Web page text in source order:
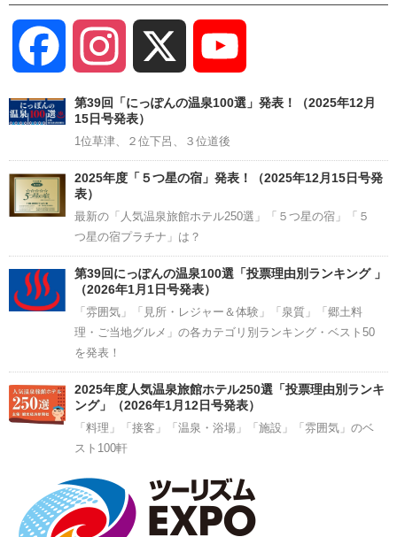
Facebook Instagram
Channel
第39回「にっぽんの温泉100選」発表！（2025年12月
15日号発表）
1位草津、２位下呂、３位道後
2025年度「５つ星の宿」発表！（2025年12月15日号発
表）
最新の「人気温泉旅館ホテル250選」「５つ星の宿」「５
つ星の宿プラチナ」は？
第39回にっぽんの温泉100選「投票理由別ランキング 」
（2026年1月1日号発表）
「雰囲気」「見所・レジャー＆体験」「泉質」「郷土料
理・ご当地グルメ」の各カテゴリ別ランキング・ベスト50
を発表！
2025年度人気温泉旅館ホテル250選「投票理由別ランキ
ング」（2026年1月12日号発表）
「料理」「接客」「温泉・浴場」「施設」「雰囲気」のベ
スト100軒